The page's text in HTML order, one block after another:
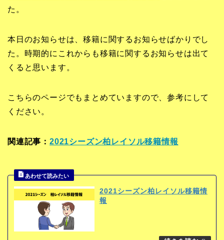
た。
本日のお知らせは、移籍に関するお知らせばかりでし
た。時期的にこれからも移籍に関するお知らせは出て
くると思います。
こちらのページでもまとめていますので、参考にして
ください。
関連記事： 2021シーズン柏レイソル移籍情報
2021シーズン柏レイソル移籍情
報